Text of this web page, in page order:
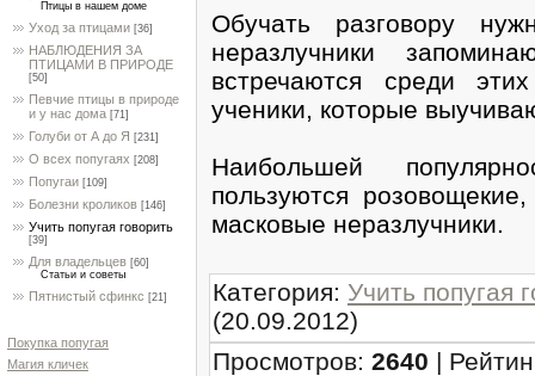
Птицы в нашем доме
Уход за птицами [36]
НАБЛЮДЕНИЯ ЗА
ПТИЦАМИ В ПРИРОДЕ
[50]
Певчие птицы в природе
и у нас дома [71]
Голуби от А до Я [231]
О всех попугаях [208]
Попугаи [109]
Болезни кроликов [146]
Учить попугая говорить
[39]
Для владельцев [60]
Статьи и советы
Пятнистый сфинкс [21]
Покупка попугая
Магия кличек
Обучать разговору
неразлучники
встречаются среди
ученики, которые
Наибольшей
пользуются
масковые неразлучники.
Категория: Учить попугая
(20.09.2012)
Просмотров: 2640 |